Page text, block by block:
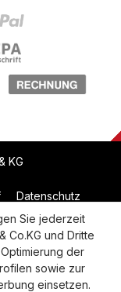
KG
Datenschutz
Impressum
Sie jederzeit
Co.KG und Dritte
der
sowie zur
einsetzen.